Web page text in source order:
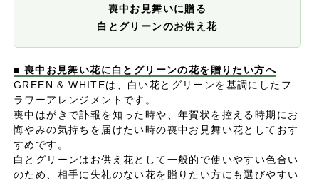
喪中お見舞いに贈る
白とグリーンのお供え花
■ 喪中お見舞い花に白とグリーンの花を贈りたい方へ
GREEN & WHITEは、白い花とグリーンを基調にしたフ
ラワーアレンジメントです。
喪中はがきで訃報を知った時や、年賀状を控える時期にお
悔やみの気持ちを届けたい時の喪中お見舞い花としておす
すめです。
白とグリーンはお供え花として一般的で使いやすい色合い
のため、相手に失礼のない花を贈りたい方にも選びやすい